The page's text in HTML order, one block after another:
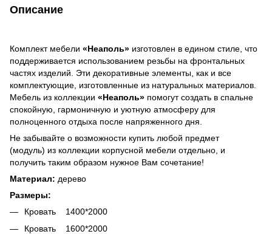
Описание
Комплект мебели «Неаполь» изготовлен в едином стиле, что
поддерживается использованием резьбы на фронтальных
частях изделий. Эти декоративные элементы, как и все
комплектующие, изготовленные из натуральных материалов.
Мебель из коллекции «Неаполь» помогут создать в спальне
спокойную, гармоничную и уютную атмосферу для
полноценного отдыха после напряженного дня.
Не забывайте о возможности купить любой предмет
(модуль) из коллекции корпусной мебели отдельно, и
получить таким образом нужное Вам сочетание!
Материал: дерево
Размеры:
Кровать 1400*2000
Кровать 1600*2000